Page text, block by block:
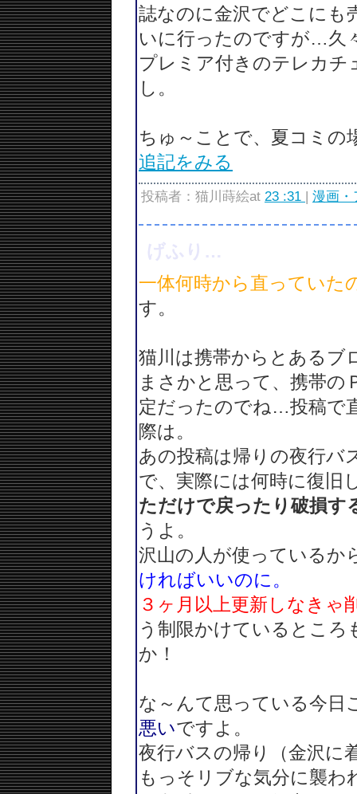
誌なのに金沢でどこにも
いに行ったのですが…久
プレミア付きのテレカ
し。
ちゅ～ことで、夏コミ
追記をみる
投稿者：猫川蒔絵at 23 :31 | 漫画
げふり…
一体何時から直っていた
す。
猫川は携帯からとあるブ
まさかと思って、携帯
定だったのでね…投稿で
際は。
あの投稿は帰りの夜行バ
で、実際には何時に復
ただけで戻ったり破損す
うよ。
沢山の人が使っているか
ければいいのに。
３ヶ月以上更新しなきゃ
う制限かけているとこ
か！
な～んて思っている今
悪いですよ。
夜行バスの帰り（金沢に
もっそリブな気分に襲わ